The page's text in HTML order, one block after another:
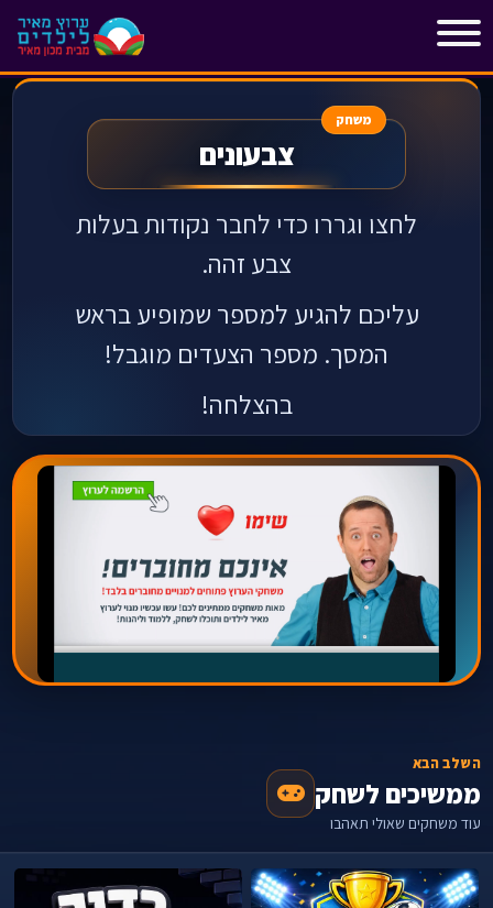
משחק
צבעונים
לחצו וגררו כדי לחבר נקודות בעלות
צבע זהה.
עליכם להגיע למספר שמופיע בראש
המסך. מספר הצעדים מוגבל!
בהצלחה!
השלב הבא
ממשיכים לשחק
עוד משחקים שאולי תאהבו